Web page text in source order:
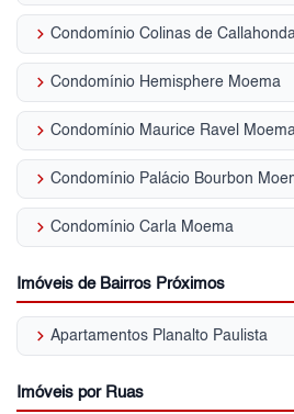
keyboard_arrow_right Condomínio Colinas de
keyboard_arrow_right Condomínio Hemisphere Moema
keyboard_arrow_right Condomínio Maurice Ravel
keyboard_arrow_right Condomínio Palácio Bourbon
keyboard_arrow_right Condomínio Carla Moema
Imóveis de Bairros Próximos
keyboard_arrow_right Apartamentos Planalto Paulista
Imóveis por Ruas